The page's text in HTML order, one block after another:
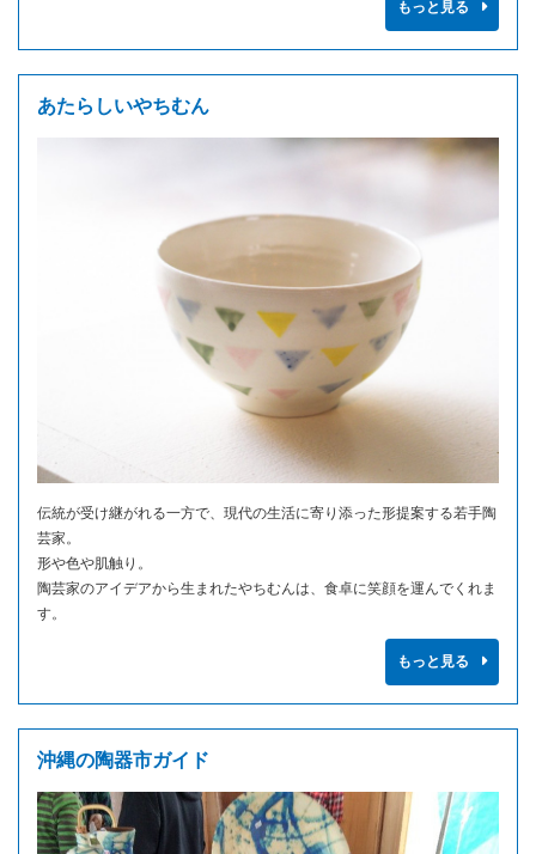
もっと見る
あたらしいやちむん
伝統が受け継がれる一方で、現代の生活に寄り添った形提案する若手陶
芸家。
形や色や肌触り。
陶芸家のアイデアから生まれたやちむんは、食卓に笑顔を運んでくれま
す。
もっと見る
沖縄の陶器市ガイド